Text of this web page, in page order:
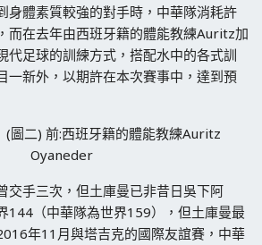
身體素質較強的對手時，中華隊消耗許
而在去年由西班牙籍的體能教練Auritz加
代足球的訓練方式，搭配水中的各式訓
一新外，以期許在本次賽事中，達到預
班牙籍的體能教練Auritz
Oyaneder
交手三次，但土庫曼已非昔日吳下阿
144（中華隊為世界159），但土庫曼最
年11月與塔吉克的國際友誼賽，中華